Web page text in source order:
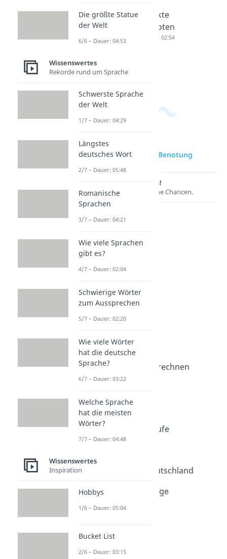
Notendu
rchschni
tt
en
Dauer: 02:24
Prozent
Dauer: 03:16
Punkte
in Noten
Dauer: 02:54
zur Videoseite: Benotung
Lernen lohnt sich!
Entdecke hier deine Chancen.
Weitere Inhalte:
Wissenswertes
Benotung
Dauer: 04:35
Notendurchschnitt berechnen
Dauer: 02:24
Dauer: 03:16
Punkte in Noten
Dauer: 02:54
Punktesystem Oberstufe
Dauer: 03:28
Dauer: 03:01
Schwerstes Abitur Deutschland
Schwerste Studiengänge
Die größte Statue
der Welt
6/6 – Dauer: 04:53
Wissenswertes
Rekorde rund um Sprache
Schwerste Sprache
der Welt
1/7 – Dauer: 04:29
Längstes
deutsches Wort
2/7 – Dauer: 05:48
Romanische
Sprachen
3/7 – Dauer: 04:21
Wie viele Sprachen
gibt es?
4/7 – Dauer: 02:04
Schwierige Wörter
zum Aussprechen
5/7 – Dauer: 02:20
Wie viele Wörter
hat die deutsche
Sprache?
6/7 – Dauer: 03:22
Welche Sprache
hat die meisten
Wörter?
7/7 – Dauer: 04:48
Wissenswertes
Inspiration
Hobbys
1/6 – Dauer: 05:04
Bucket List
2/6 – Dauer: 03:15